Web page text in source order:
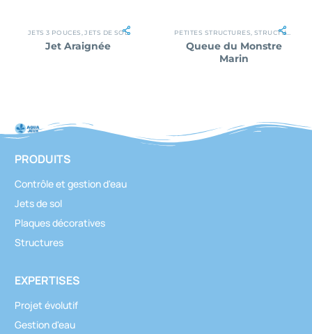
JETS 3 POUCES JETS DE SOL
Jet Araignée
PETITES STRUCTURES ,STRUCTURES
Queue du Monstre
Marin
PRODUITS
Contrôle et gestion d'eau
Jets de sol
Plaques décoratives
Structures
EXPERTISES
Projet évolutif
Gestion d'eau